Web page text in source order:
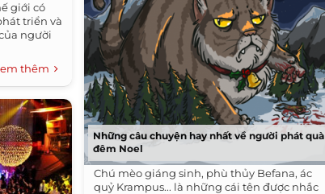
giới có
triển và
người
thêm
Những câu chuyện hay nhất về người phát quà
đêm Noel
Chú mèo giáng sinh, phù thủy Befana, ác
quỷ Krampus... là những cái tên được nhắc